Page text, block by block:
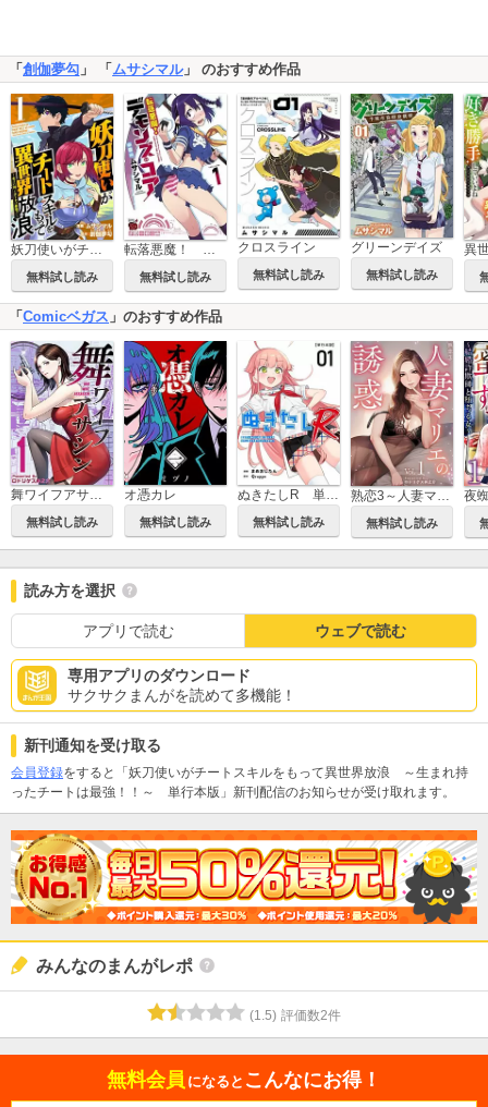
「 創伽夢勾 」 「 ムサシマル」 のおすすめ作品
無料試し読み 無料試し読み
クロスライン
無料試し読み
グリーンデイズ
無料試し読み
「 Comicベガス 」のおすすめ作品
舞ワイフアサシン
無料試し読み
オ憑カレ
無料試し読み
ぬきたしR 単行本版
無料試し読み
熟恋3～人妻マリエの誘惑～
無料試し読み
読み方を選択
アプリで読む ウェブで読む
専用アプリのダウンロード
サクサクまんがを読めて多機能！
新刊通知を受け取る
会員登録をすると「妖刀使いがチートスキルをもって異世界放浪 ～生まれ持
ったチートは最強！！～ 単行本版」新刊配信のお知らせが受け取れます。
みんなのまんがレポ
(1.5) 評価数2件
無料会員 になると こんなにお得！